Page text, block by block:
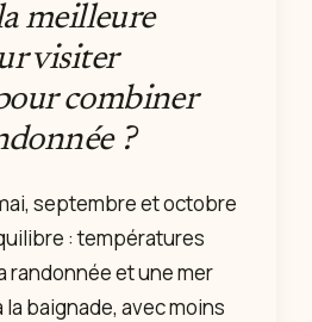
meilleure
visiter
combiner
?
septembre et octobre
: températures
randonnée et une mer
baignade, avec moins